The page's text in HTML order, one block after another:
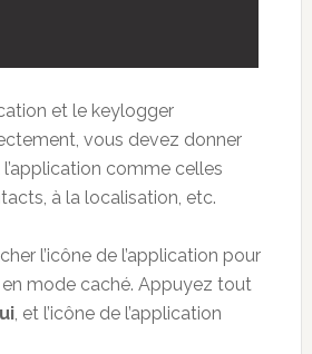
et le keylogger
vous devez donner
comme celles
à la localisation, etc.
l’icône de l’application pour
en mode caché. Appuyez tout
, et l’icône de l’application